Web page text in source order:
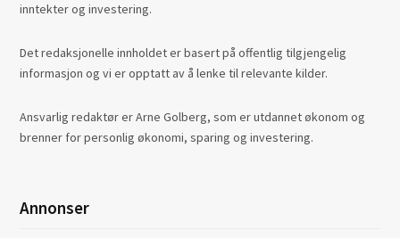
inntekter og investering.
Det redaksjonelle innholdet er basert på offentlig tilgjengelig
informasjon og vi er opptatt av å lenke til relevante kilder.
Ansvarlig redaktør er Arne Golberg, som er utdannet økonom og
brenner for personlig økonomi, sparing og investering.
Annonser